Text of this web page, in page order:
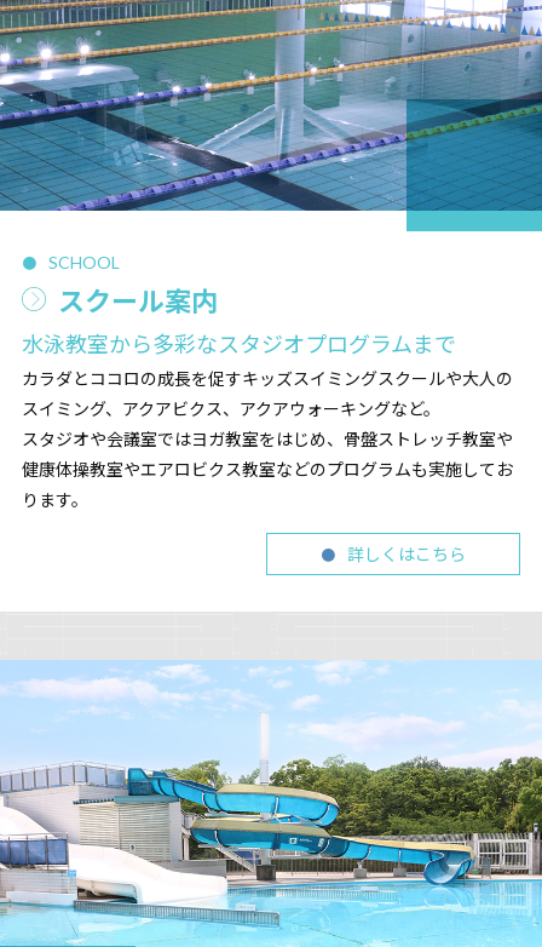
SCHOOL
スクール案内
水泳教室から多彩なスタジオプログラムまで
カラダとココロの成長を促すキッズスイミングスクールや大人の
スイミング、アクアビクス、アクアウォーキングなど。
スタジオや会議室ではヨガ教室をはじめ、骨盤ストレッチ教室や
健康体操教室やエアロビクス教室などのプログラムも実施してお
ります。
詳しくはこちら